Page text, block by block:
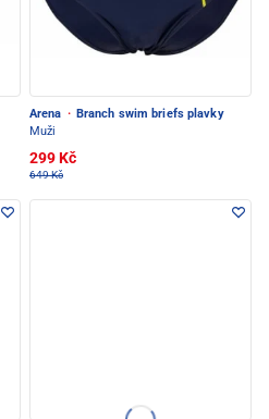
Arena · Branch swim briefs plavky
Muži
299 Kč
649 Kč